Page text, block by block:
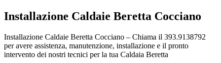
Installazione Caldaie Beretta Cocciano
Installazione Caldaie Beretta Cocciano – Chiama il 393.9138792
per avere assistenza, manutenzione, installazione e il pronto
intervento dei nostri tecnici per la tua Caldaia Beretta